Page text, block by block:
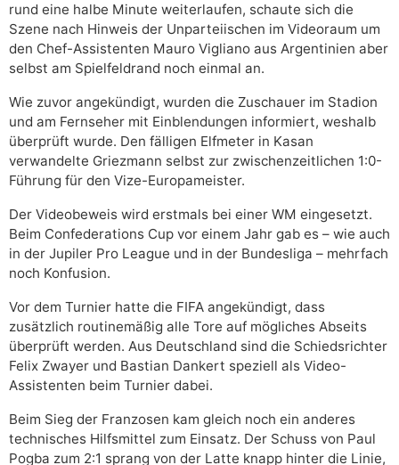
rund eine halbe Minute weiterlaufen, schaute sich die
Szene nach Hinweis der Unparteiischen im Videoraum um
den Chef-Assistenten Mauro Vigliano aus Argentinien aber
selbst am Spielfeldrand noch einmal an.
Wie zuvor angekündigt, wurden die Zuschauer im Stadion
und am Fernseher mit Einblendungen informiert, weshalb
überprüft wurde. Den fälligen Elfmeter in Kasan
verwandelte Griezmann selbst zur zwischenzeitlichen 1:0-
Führung für den Vize-Europameister.
Der Videobeweis wird erstmals bei einer WM eingesetzt.
Beim Confederations Cup vor einem Jahr gab es – wie auch
in der Jupiler Pro League und in der Bundesliga – mehrfach
noch Konfusion.
Vor dem Turnier hatte die FIFA angekündigt, dass
zusätzlich routinemäßig alle Tore auf mögliches Abseits
überprüft werden. Aus Deutschland sind die Schiedsrichter
Felix Zwayer und Bastian Dankert speziell als Video-
Assistenten beim Turnier dabei.
Beim Sieg der Franzosen kam gleich noch ein anderes
technisches Hilfsmittel zum Einsatz. Der Schuss von Paul
Pogba zum 2:1 sprang von der Latte knapp hinter die Linie,